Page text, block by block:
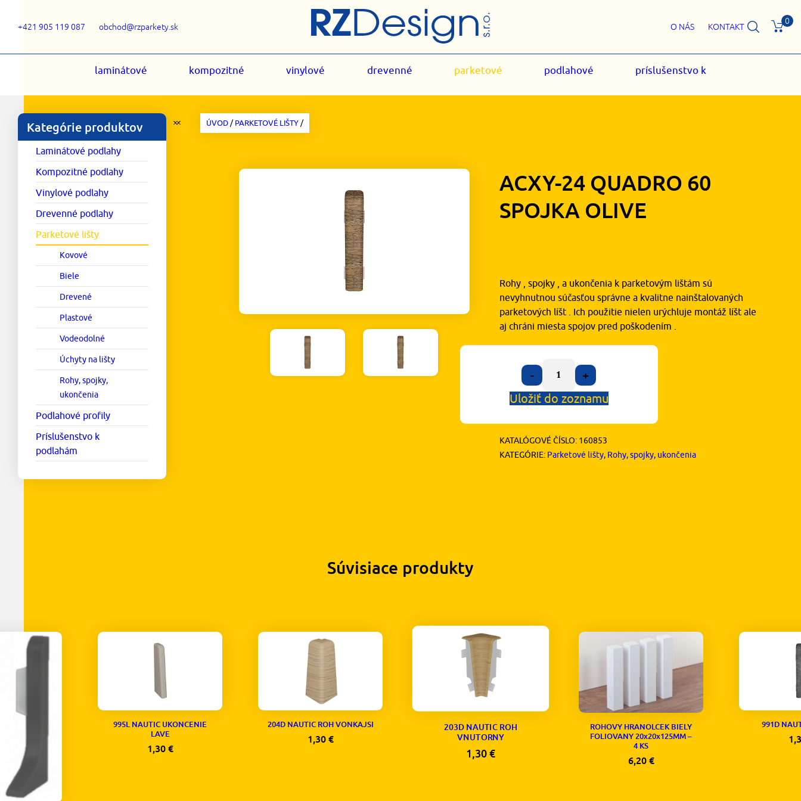
+421 905 119 087 obchod@rzparkety.sk O NÁS KONTAKT
0
laminátové kompozitné vinylové drevenné parketové podlahové príslušenstvo k
Kategórie produktov
Laminátové podlahy
Kompozitné podlahy
Vinylové podlahy
Drevenné podlahy
Parketové lišty
Kovové
Biele
Drevené
Plastové
Vodeodolné
Úchyty na lišty
Rohy, spojky,
ukončenia
Podlahové profily
Príslušenstvo k
podlahám
ÚVOD/PARKETOVÉ LIŠTY/
ACXY-24 QUADRO 60
SPOJKA OLIVE
Rohy , spojky , a ukončenia k parketovým lištám sú
nevyhnutnou súčasťou správne a kvalitne nainštalovaných
parketových líšt . Ich použitie nielen urýchluje montáž líšt ale
aj chráni miesta spojov pred poškodením .
-
+
Uložiť do zoznamu
KATALÓGOVÉ ČÍSLO: 160853
KATEGÓRIE: Parketové lišty, Rohy, spojky, ukončenia
Súvisiace produkty
995L NAUTIC UKONCENIE
LAVE
1,30 €
204D NAUTIC ROH VONKAJSI
1,30 €
203D NAUTIC ROH
VNUTORNY
1,30€
ROHOVY HRANOLCEK BIELY
FOLIOVANY 20x20x125MM –
4 KS
6,20 €
991D